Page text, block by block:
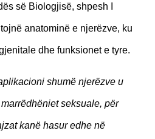
së Biologjisë, shpesh I
anatominë e njerëzve, ku
dhe funksionet e tyre.
shumë njerëzve u
seksuale, për
kanë hasur edhe në